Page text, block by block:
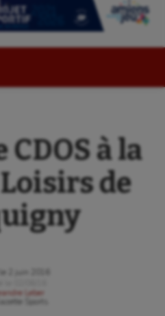
CDOS à la
de
Leber
Sports